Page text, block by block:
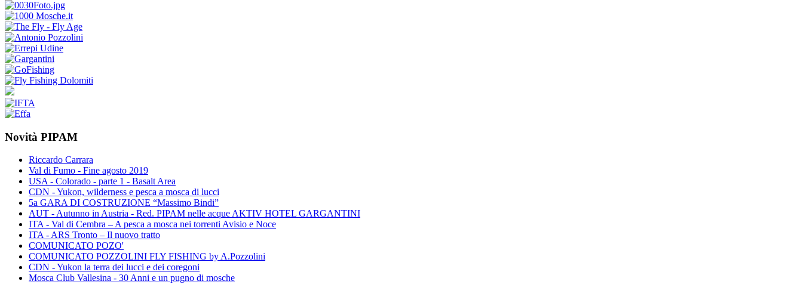
Novità PIPAM
Riccardo Carrara
Val di Fumo - Fine agosto 2019
USA - Colorado - parte 1 - Basalt Area
CDN - Yukon, wilderness e pesca a mosca di lucci
5a GARA DI COSTRUZIONE “Massimo Bindi”
AUT - Autunno in Austria - Red. PIPAM nelle acque AKTIV HOTEL GARGANTINI
ITA - Val di Cembra – A pesca a mosca nei torrenti Avisio e Noce
ITA - ARS Tronto – Il nuovo tratto
COMUNICATO POZO'
COMUNICATO POZZOLINI FLY FISHING by A.Pozzolini
CDN - Yukon la terra dei lucci e dei coregoni
Mosca Club Vallesina - 30 Anni e un pugno di mosche